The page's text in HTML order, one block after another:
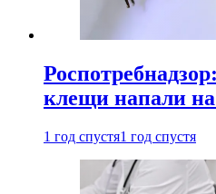
клещи напали на
1 год спустя1 год спустя